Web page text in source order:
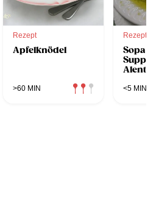
Rezept
Apfelknödel
>60 MIN
Rezept
Sopa a
Suppe
<5 MIN